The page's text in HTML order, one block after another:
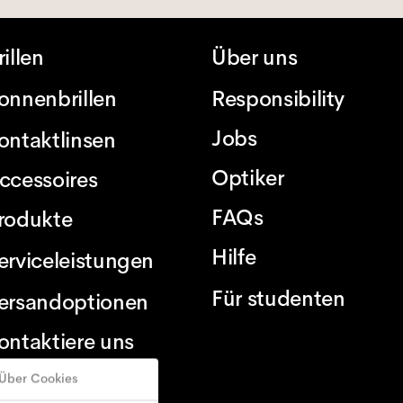
Cookies
uns
Über uns
Responsibility
Jobs
Optiker
FAQs
Hilfe
Für studenten